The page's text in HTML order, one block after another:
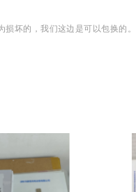
坏的，我们这边是可以包换的。